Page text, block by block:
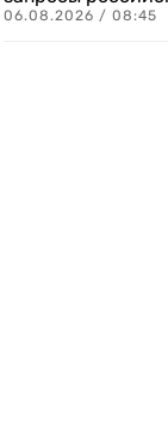
06.08.2026 / 08:45